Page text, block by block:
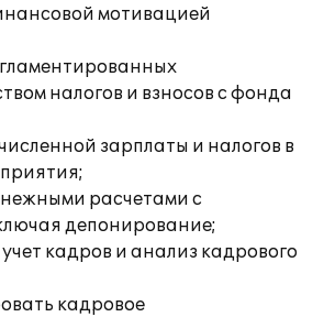
мотивацией
налогов и взносов с фонда
зарплаты и налогов в
расчетами с
депонирование;
кадров и анализ кадрового
кадровое